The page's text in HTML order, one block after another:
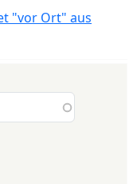
"vor Ort" aus